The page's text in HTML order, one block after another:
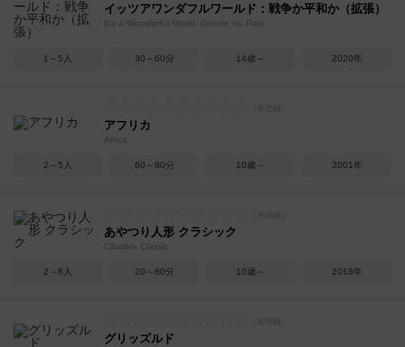
イッツアワンダフルワールド：戦争か平和か（拡張）
It's a Wonderful World: Guerre ou Paix
1～5人 30～60分 14歳～ 2020年
アフリカ
Africa
2～5人 60～80分 10歳～ 2001年
あやつり人形 クラシック
Citadels Classic
2～8人 20～60分 10歳～ 2018年
グリッズルド